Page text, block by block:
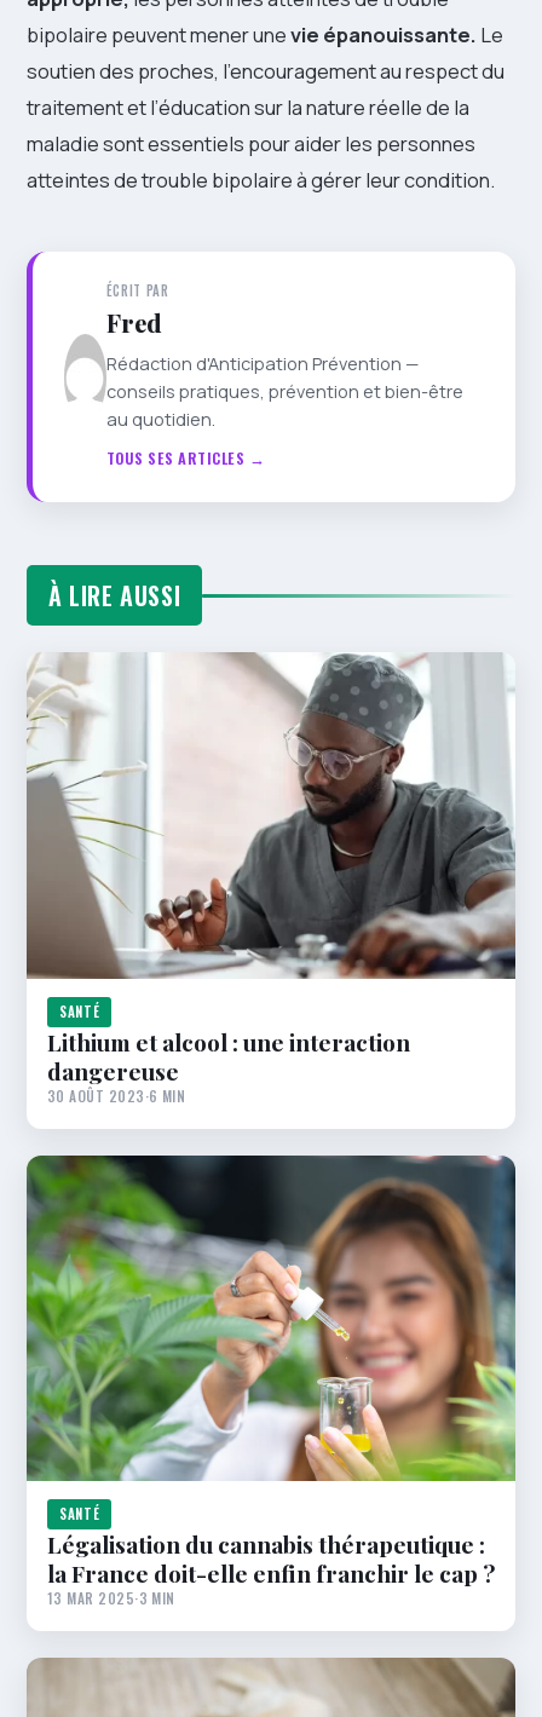
bipolaire peuvent mener unevie épanouissante. Le
soutien des proches, l’encouragement au respect du
traitement et l’éducation sur la nature réelle de la
maladie sont essentiels pour aider les personnes
atteintes de trouble bipolaire à gérer leur condition.
ÉCRIT PAR
Fred
Rédaction d'Anticipation Prévention —
conseils pratiques, prévention et bien-être
au quotidien.
TOUS SES ARTICLES →
À LIRE AUSSI
SANTÉ
Lithium et alcool : une interaction
dangereuse
30 AOÛT 2023·6 MIN
SANTÉ
Légalisation du cannabis thérapeutique :
la France doit-elle enfin franchir le cap ?
13 MAR 2025·3 MIN